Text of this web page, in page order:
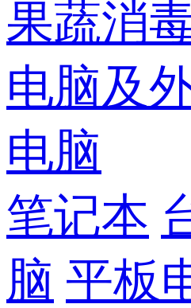
果蔬消
电脑及
电脑
笔记本
脑 平板